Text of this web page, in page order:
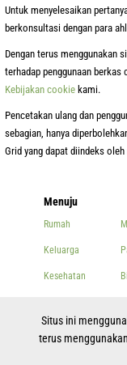
Menuju
Rumah
Keluarga
Kesehatan
Memasak
Untuk menyelesaikan
berkonsultasi dengan para
Dengan terus menggunakan
terhadap penggunaan
Kebijakan cookie kami.
Pencetakan ulang dan
sebagian, hanya
Grid yang dapat diindeks
Situs ini
terus